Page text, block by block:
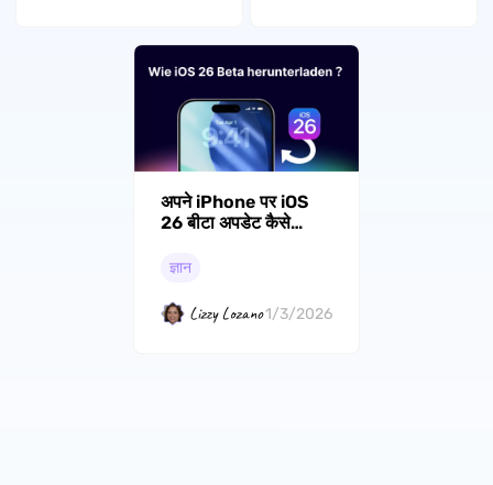
अपने iPhone पर iOS
26 बीटा अपडेट कैसे
करें?
ज्ञान
Lizzy Lozano1/3/2026